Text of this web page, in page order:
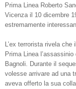
Prima Linea Roberto
Vicenza il 10 dicembre
estremamente
L’ex terrorista rivela che
Prima Linea
Bagnoli. Durante il
volesse arrivare ad una
aveva offerto la sua